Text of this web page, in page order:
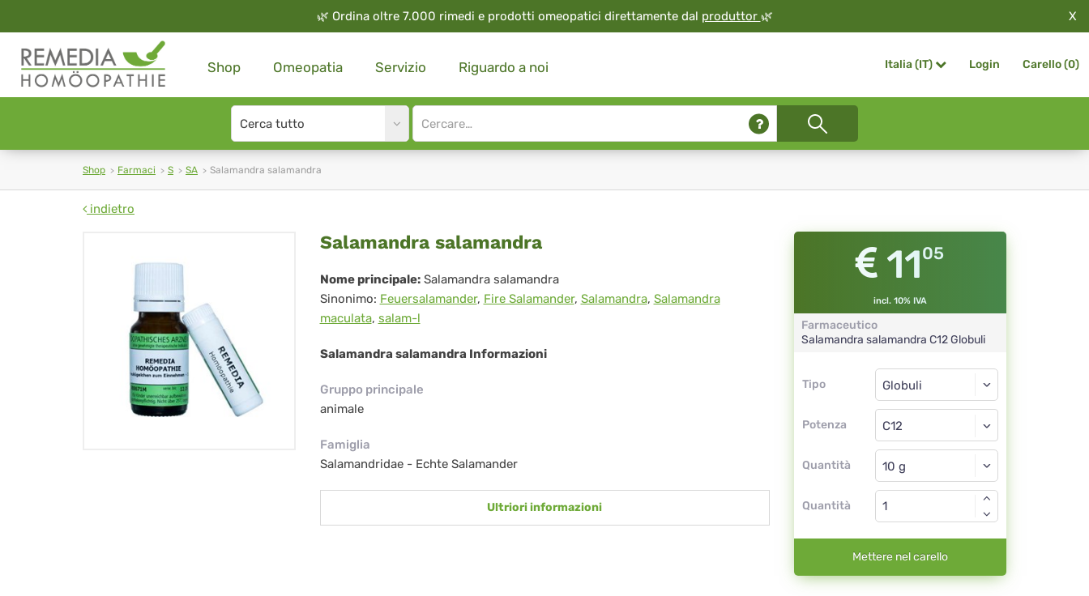
🌿 Ordina oltre 7.000 rimedi e prodotti omeopatici direttamente dal produttor 🌿 X
Shop Omeopatia Servizio Riguardo a noi Italia (IT) Login Carello (0)
Search
type
Site
search
Shop Farmaci S SA Salamandra salamandra
indietro
Salamandra
salamandra
Salamandra salamandra
Nome principale: Salamandra salamandra
Sinonimo: Feuersalamander, Fire Salamander, Salamandra, Salamandra
maculata, salam-l
Salamandra salamandra Informazioni
Gruppo principale
animale
Famiglia
Salamandridae - Echte Salamander
Ultriori informazioni
1105
incl. 10% IVA
Farmaceutico
Salamandra salamandra C12 Globuli
Tipo
Tipo
Potenza
Globuli
C12
Quantità
Globuli
Quantità
Mettere nel carello